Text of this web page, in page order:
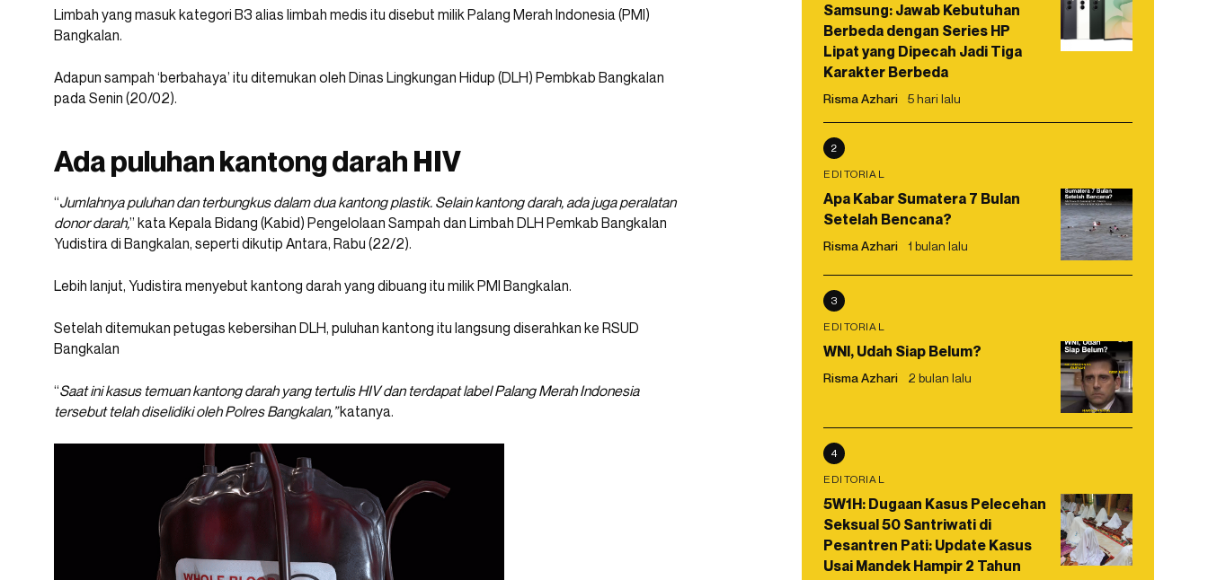
Limbah yang masuk kategori B3 alias limbah medis itu disebut milik Palang Merah Indonesia (PMI)
Bangkalan.
Adapun sampah ‘berbahaya’ itu ditemukan oleh Dinas Lingkungan Hidup (DLH) Pembkab Bangkalan
pada Senin (20/02).
Ada puluhan kantong darah HIV
“Jumlahnya puluhan dan terbungkus dalam dua kantong plastik. Selain kantong darah, ada juga peralatan
donor darah,” kata Kepala Bidang (Kabid) Pengelolaan Sampah dan Limbah DLH Pemkab Bangkalan
Yudistira di Bangkalan, seperti dikutip Antara, Rabu (22/2).
Lebih lanjut, Yudistira menyebut kantong darah yang dibuang itu milik PMI Bangkalan.
Setelah ditemukan petugas kebersihan DLH, puluhan kantong itu langsung diserahkan ke RSUD
Bangkalan
“Saat ini kasus temuan kantong darah yang tertulis HIV dan terdapat label Palang Merah Indonesia
tersebut telah diselidiki oleh Polres Bangkalan,”katanya.
Samsung: Jawab Kebutuhan
Berbeda dengan Series HP
Lipat yang Dipecah Jadi Tiga
Karakter Berbeda
Risma Azhari 5 hari lalu
2
EDITORIAL
Apa Kabar Sumatera 7 Bulan
Setelah Bencana?
Risma Azhari 1 bulan lalu
3
EDITORIAL
WNI, Udah Siap Belum?
Risma Azhari 2 bulan lalu
4
EDITORIAL
5W1H: Dugaan Kasus Pelecehan
Seksual 50 Santriwati di
Pesantren Pati: Update Kasus
Usai Mandek Hampir 2 Tahun